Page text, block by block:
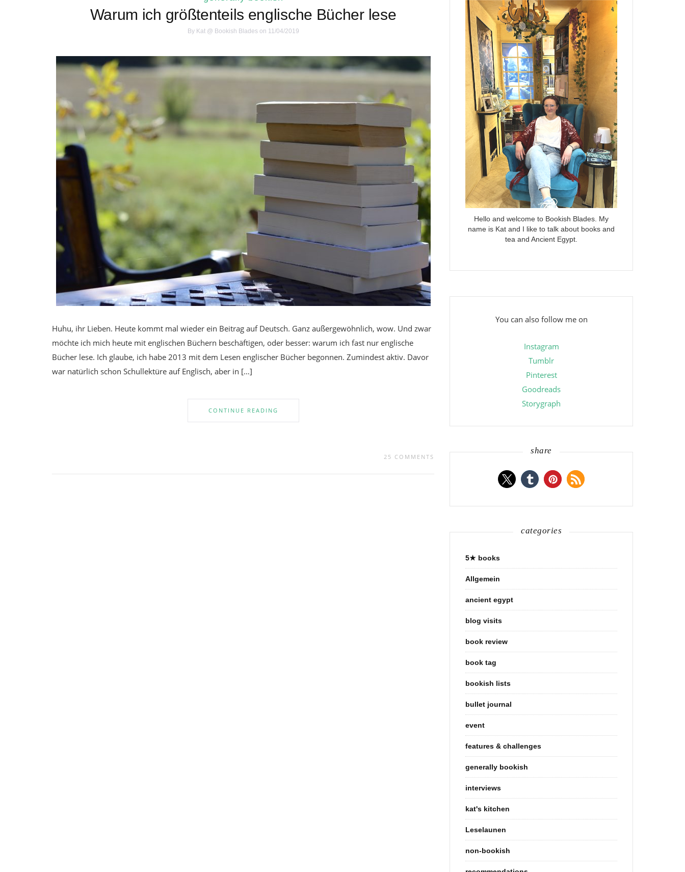
Warum ich größtenteils englische Bücher lese
By Kat @ Bookish Bladeson 11/04/2019
Huhu, ihr Lieben. Heute kommt mal wieder ein Beitrag auf Deutsch. Ganz außergewöhnlich, wow. Und zwar
möchte ich mich heute mit englischen Büchern beschäftigen, oder besser: warum ich fast nur englische
Bücher lese. Ich glaube, ich habe 2013 mit dem Lesen englischer Bücher begonnen. Zumindest aktiv. Davor
war natürlich schon Schullektüre auf Englisch, aber in […]
CONTINUE READING
25 COMMENTS
Hello and welcome to Bookish Blades. My
name is Kat and I like to talk about books and
tea and Ancient Egypt.
You can also follow me on
Instagram
Tumblr
Pinterest
Goodreads
Storygraph
share
categories
5★ books
Allgemein
ancient egypt
blog visits
book review
book tag
bookish lists
bullet journal
event
features & challenges
generally bookish
interviews
kat's kitchen
Leselaunen
non-bookish